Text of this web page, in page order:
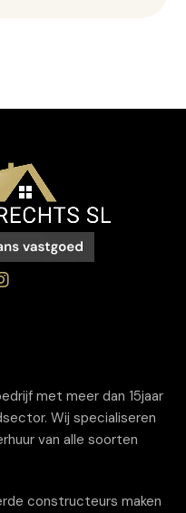
met meer dan 15jaar
Wij specialiseren
van alle soorten
constructeurs maken